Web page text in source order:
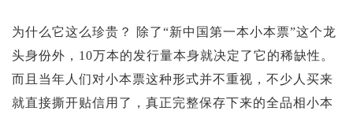
为什么它这么珍贵？ 除了“新中国第一本小本票”这个龙
头身份外，10万本的发行量本身就决定了它的稀缺性。
而且当年人们对小本票这种形式并不重视，不少人买来
就直接撕开贴信用了，真正完整保存下来的全品相小本